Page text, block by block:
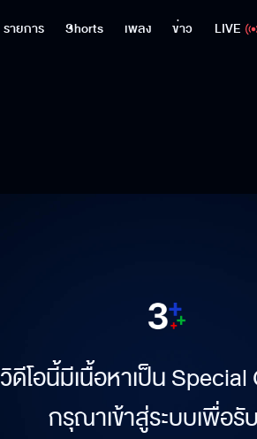
รายการ Shorts เพลง ข่าว LIVE
วิดีโอนี้มีเนื้อหาเป็น
กรุณาเข้าสู่ระบบเพื่อรั